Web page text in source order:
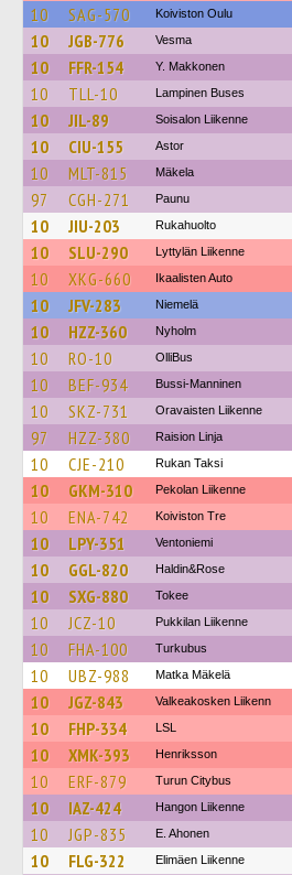
10 SAG-570 Koiviston Oulu
10 JGB-776 Vesma
10 FFR-154 Y. Makkonen
10 TLL-10 Lampinen Buses
10 JIL-89 Soisalon Liikenne
10 CIU-155 Astor
10 MLT-815 Mäkela
97 CGH-271 Paunu
10 JIU-203 Rukahuolto
10 SLU-290 Lyttylän Liikenne
10 XKG-660 Ikaalisten Auto
10 JFV-283 Niemelä
10 HZZ-360 Nyholm
10 RO-10 OlliBus
10 BEF-934 Bussi-Manninen
10 SKZ-731 Oravaisten Liikenne
97 HZZ-380 Raision Linja
10 CJE-210 Rukan Taksi
10 GKM-310 Pekolan Liikenne
10 ENA-742 Koiviston Tre
10 LPY-351 Ventoniemi
10 GGL-820 Haldin&Rose
10 SXG-880 Tokee
10 JCZ-10 Pukkilan Liikenne
10 FHA-100 Turkubus
10 UBZ-988 Matka Mäkelä
10 JGZ-843 Valkeakosken Liikenn
10 FHP-334 LSL
10 XMK-393 Henriksson
10 ERF-879 Turun Citybus
10 IAZ-424 Hangon Liikenne
10 JGP-835 E. Ahonen
10 FLG-322 Elimäen Liikenne